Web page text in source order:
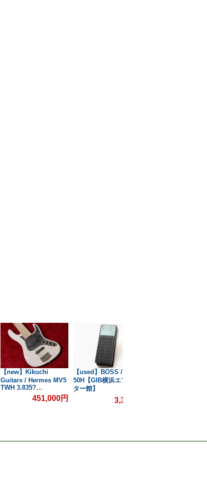
【new】Kikuchi
Guitars / Hermes MV5
TWH 3.835?
#751【GIB横浜】
451,000円
【used】BOSS / FV-
50H【GIB横浜エフェク
ター館】
3,300円